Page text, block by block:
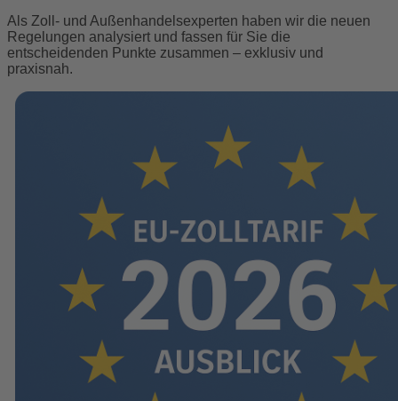
Als Zoll- und Außenhandelsexperten haben wir die neuen
Regelungen analysiert und fassen für Sie die
entscheidenden Punkte zusammen – exklusiv und
praxisnah.